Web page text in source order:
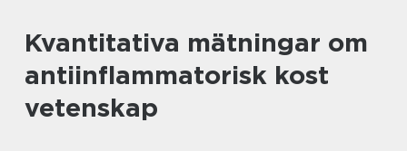
Kvantitativa mätningar om
antiinflammatorisk kost
vetenskap